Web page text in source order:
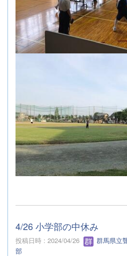
4/26 小学部の中休み
投稿日時 : 2024/04/26 群馬県立
部